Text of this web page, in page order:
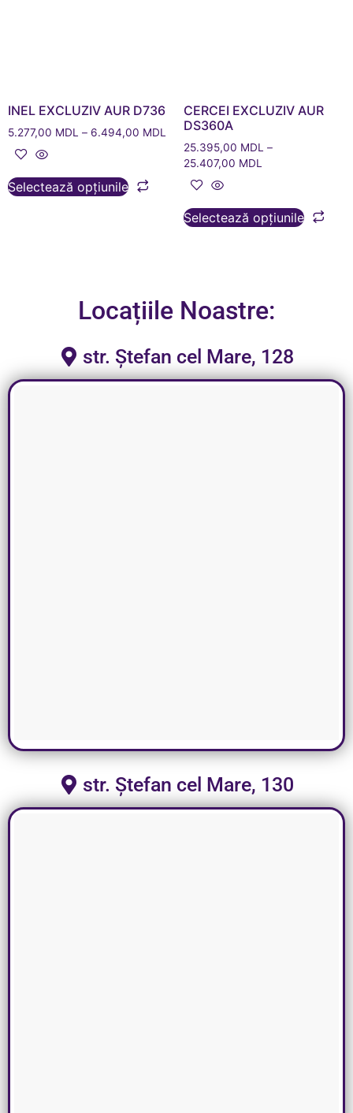
INEL EXCLUZIV AUR D736
5.277,00 MDL – 6.494,00 MDL
Selectează opțiunile
CERCEI EXCLUZIV AUR
DS360A
25.395,00 MDL –
25.407,00 MDL
Selectează opțiunile
Locațiile Noastre:
str. Ștefan cel Mare, 128
str. Ștefan cel Mare, 130